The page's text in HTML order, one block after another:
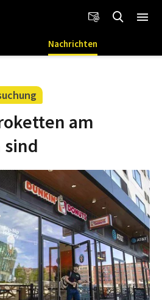
Nachrichten
am